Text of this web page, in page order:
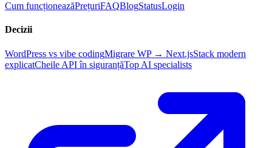
Cum funcționeazăPrețuriFAQBlogStatusLogin
Decizii
WordPress vs vibe codingMigrare WP → Next.jsStack modern
explicatCheile API în siguranțăTop AI specialists